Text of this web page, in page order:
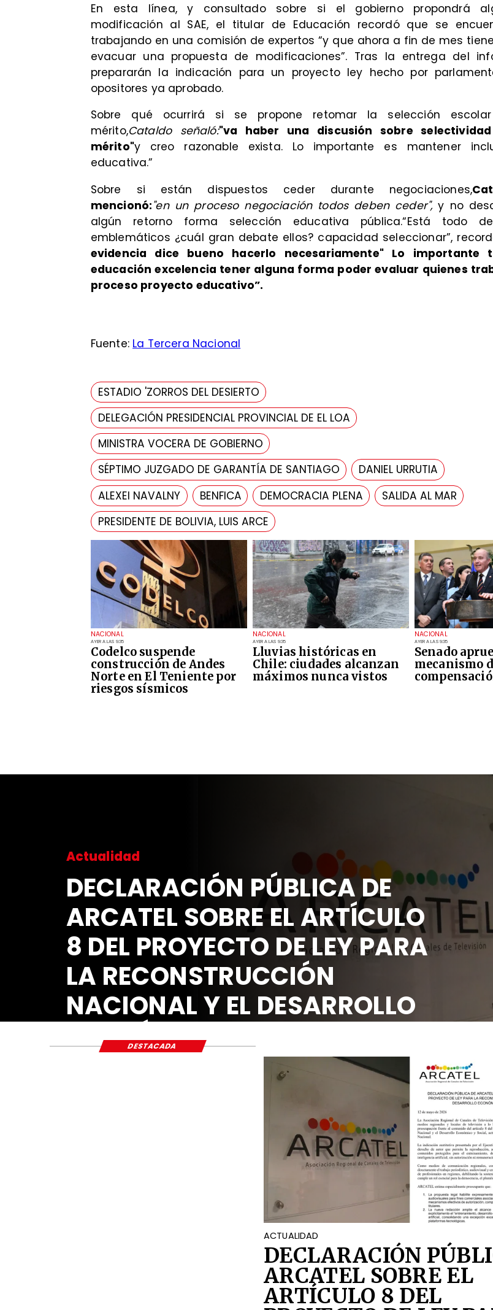
NACIONAL
AYER A LAS 9:35
Codelco suspende
construcción de Andes
Norte en El Teniente por
riesgos sísmicos
NACIONAL
AYER A LAS 9:35
Lluvias históricas en
Chile: ciudades alcanzan
máximos nunca vistos
NACIONAL
AYER A LAS 9:35
Senado
mecanismo
En esta línea, y consultado sobre si el gobierno propondrá
modificación al SAE, el titular de Educación recordó que se
trabajando en una comisión de expertos “y que ahora a fin de mes
evacuar una propuesta de modificaciones”. Tras la entrega del
prepararán la indicación para un proyecto ley hecho por
opositores ya aprobado.
Sobre qué ocurrirá si se propone retomar la selección
mérito,Cataldo señaló:"va haber una discusión sobre
mérito"y creo razonable exista. Lo importante es mantener
educativa.”
Sobre si están dispuestos ceder durante negociaciones,
mencionó:"en un proceso negociación todos deben ceder",y no
algún retorno forma selección educativa pública.“Está todo
emblemáticos ¿cuál gran debate ellos? capacidad seleccionar”,
evidencia dice bueno hacerlo necesariamente" Lo importante
educación excelencia tener alguna forma poder evaluar quienes
proceso proyecto educativo”.
Fuente: La Tercera Nacional
ESTADIO 'ZORROS DEL DESIERTO
DELEGACIÓN PRESIDENCIAL PROVINCIAL DE EL LOA
MINISTRA VOCERA DE GOBIERNO
SÉPTIMO JUZGADO DE GARANTÍA DE SANTIAGO
DANIEL URRUTIA
ALEXEI NAVALNY
BENFICA DEMOCRACIA PLENA
SALIDA AL MAR
PRESIDENTE DE BOLIVIA, LUIS ARCE
Actualidad
DECLARACIÓN PÚBLICA DE
ARCATEL SOBRE EL ARTÍCULO
8 DEL PROYECTO DE LEY PARA
LA RECONSTRUCCIÓN
NACIONAL Y EL DESARROLLO
ECONÓMICO Y SOCIAL
ACTUALIDAD
DECLARACIÓN
ARCATEL SOBRE EL
ARTÍCULO 8 DEL
DESTACADA